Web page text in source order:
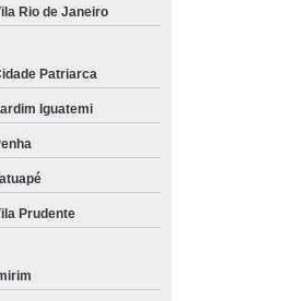
Pélvica
Cardíaca
Prostata
de Campo Aberto
do Crânio
na Coluna
Rio de Janeiro
Patriarca
Iguatemi
Prudente